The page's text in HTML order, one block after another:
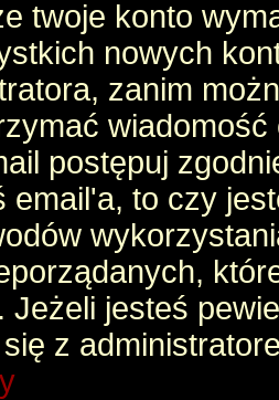
twoje konto
nowych
zanim
postępuj
email'a, to czy
jesteś
z